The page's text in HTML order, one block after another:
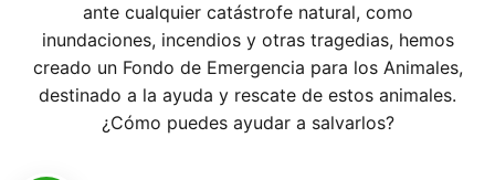
ante cualquier catástrofe natural, como
inundaciones, incendios y otras tragedias, hemos
creado un Fondo de Emergencia para los Animales,
destinado a la ayuda y rescate de estos animales.
¿Cómo puedes ayudar a salvarlos?